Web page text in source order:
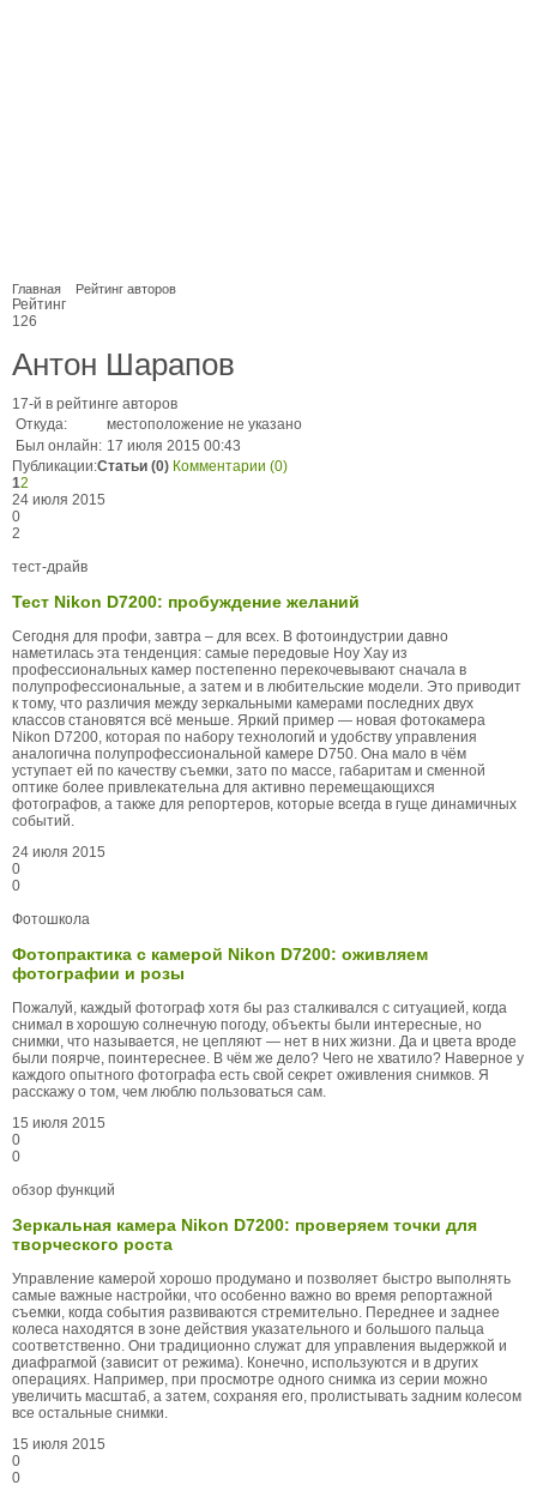
Главная Рейтинг авторов
Рейтинг
126
Антон Шарапов
17-й в рейтинге авторов
Откуда:
местоположение не указано
Был онлайн: 17 июля 2015 00:43
Публикации:Статьи (0) Комментарии (0)
12
24 июля 2015
0
2
тест-драйв
Тест Nikon D7200: пробуждение желаний
Сегодня для профи, завтра – для всех. В фотоиндустрии давно
наметилась эта тенденция: самые передовые Ноу Хау из
профессиональных камер постепенно перекочевывают сначала в
полупрофессиональные, а затем и в любительские модели. Это приводит
к тому, что различия между зеркальными камерами последних двух
классов становятся всё меньше. Яркий пример — новая фотокамера
Nikon D7200, которая по набору технологий и удобству управления
аналогична полупрофессиональной камере D750. Она мало в чём
уступает ей по качеству съемки, зато по массе, габаритам и сменной
оптике более привлекательна для активно перемещающихся
фотографов, а также для репортеров, которые всегда в гуще динамичных
событий.
24 июля 2015
0
0
Фотошкола
Фотопрактика с камерой Nikon D7200: оживляем
фотографии и розы
Пожалуй, каждый фотограф хотя бы раз сталкивался с ситуацией, когда
снимал в хорошую солнечную погоду, объекты были интересные, но
снимки, что называется, не цепляют — нет в них жизни. Да и цвета вроде
были поярче, поинтереснее. В чём же дело? Чего не хватило? Наверное у
каждого опытного фотографа есть свой секрет оживления снимков. Я
расскажу о том, чем люблю пользоваться сам.
15 июля 2015
0
0
обзор функций
Зеркальная камера Nikon D7200: проверяем точки для
творческого роста
Управление камерой хорошо продумано и позволяет быстро выполнять
самые важные настройки, что особенно важно во время репортажной
съемки, когда события развиваются стремительно. Переднее и заднее
колеса находятся в зоне действия указательного и большого пальца
соответственно. Они традиционно служат для управления выдержкой и
диафрагмой (зависит от режима). Конечно, используются и в других
операциях. Например, при просмотре одного снимка из серии можно
увеличить масштаб, а затем, сохраняя его, пролистывать задним колесом
все остальные снимки.
15 июля 2015
0
0